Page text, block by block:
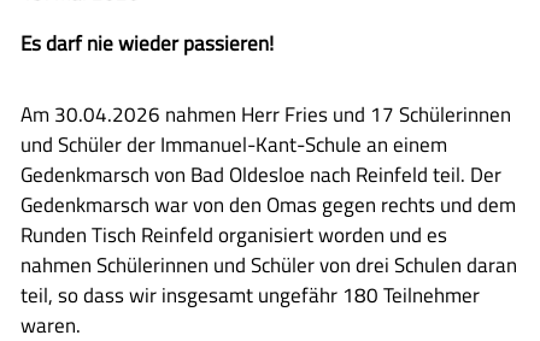
Kontakt
🇬🇧
🇪🇸
Es darf nie wieder passieren!
Am 30.04.2026 nahmen Herr Fries und 17 Schülerinnen
und Schüler der Immanuel-Kant-Schule an einem
Gedenkmarsch von Bad Oldesloe nach Reinfeld teil. Der
Gedenkmarsch war von den Omas gegen rechts und dem
Runden Tisch Reinfeld organisiert worden und es
nahmen Schülerinnen und Schüler von drei Schulen daran
teil, so dass wir insgesamt ungefähr 180 Teilnehmer
waren.